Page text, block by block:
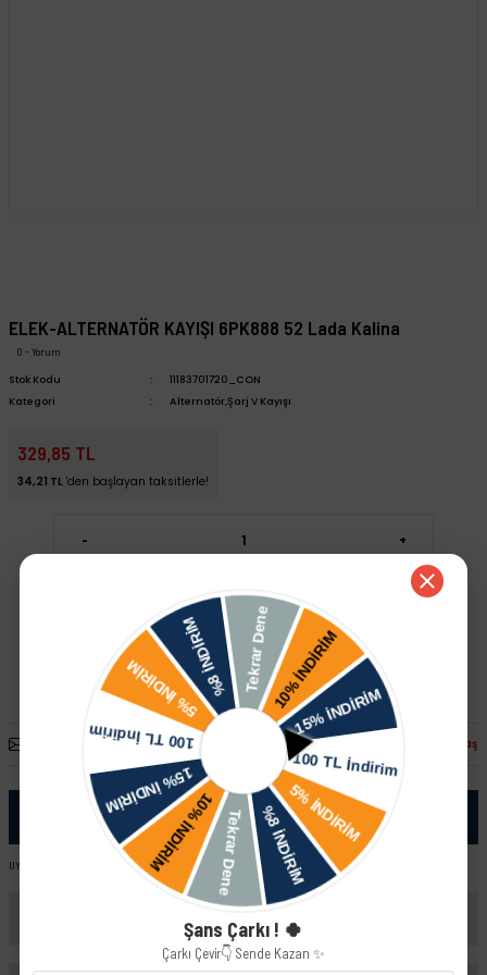
ELEK-ALTERNATÖR KAYIŞI 6PK888 52 Lada Kalina
0 - Yorum
Stok Kodu
11183701720_CON
Kategori
Alternatör,Şarj V Kayışı
329,85 TL
34,21 TL 'den başlayan taksitlerle!
- +
Sepete Ekle Hızlı Satın Al
Arkadaşına Öner Fiyatı Düşünce Haber Ver Paylaş
UYUMLU ARAÇ VE MOTOR TIPLERI: Lada Kalina STW Lada Kalina HB Lada Kalina Sedan
Şans Çarkı ! 🍀
Çarkı Çevir👇 Sende Kazan ✨